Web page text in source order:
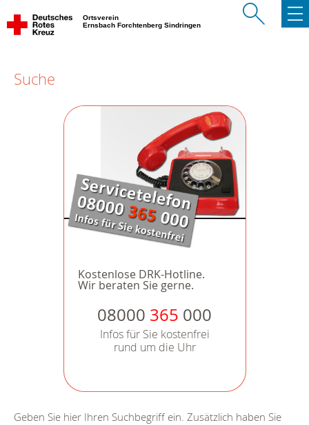
Ortsverein
Ernsbach Forchtenberg Sindringen
Suche
Kostenlose DRK-Hotline.
Wir beraten Sie gerne.
08000 365 000
Infos für Sie kostenfrei
rund um die Uhr
Geben Sie hier Ihren Suchbegriff ein. Zusätzlich haben Sie